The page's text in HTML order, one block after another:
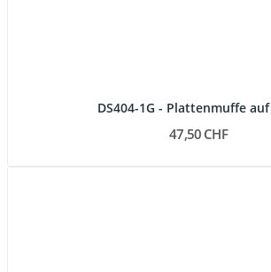
DS404-1G - Plattenmuffe
47,50 CHF